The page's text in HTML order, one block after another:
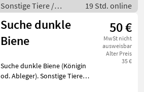
Sonstige Tiere /
Alpakas
19 Std. online
Suche dunkle
Biene
50 €
MwSt nicht
ausweisbar
Alter Preis
35 €
Suche dunkle Biene (Königin
od. Ableger). Sonstige Tiere